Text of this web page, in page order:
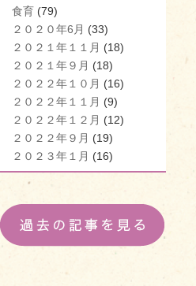
食育 (79)
２０２０年6月 (33)
２０２１年１１月 (18)
２０２１年９月 (18)
２０２２年１０月 (16)
２０２２年１１月 (9)
２０２２年１２月 (12)
２０２２年９月 (19)
２０２３年１月 (16)